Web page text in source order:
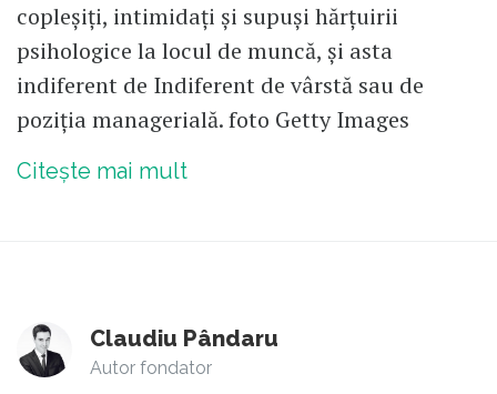
copleșiți, intimidați și supuși hărțuirii
psihologice la locul de muncă, și asta
indiferent de Indiferent de vârstă sau de
poziția managerială. foto Getty Images
Citește mai mult
Claudiu Pândaru
Autor fondator